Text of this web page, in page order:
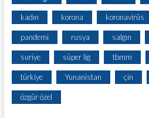
kadın korona koronavirüs
pandemi rusya salgın
suriye süper lig tbmm
türkiye Yunanistan çin
özgür özel